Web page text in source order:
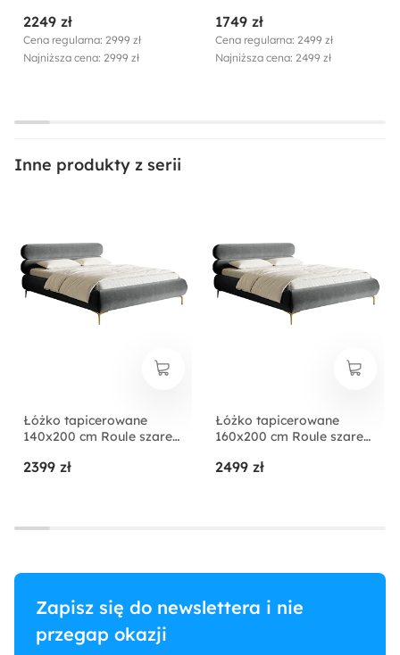
Rodzaj:
Dwuosobowy
metalowy szarobeżowe
szenil nóżki czarne
2249 zł
Cena regularna: 2999 zł
Najniższa cena: 2999 zł
hydrofobowy nóżki
czarne
1749 zł
Cena regularna: 2499 zł
Najniższa cena: 2499 zł
Inne produkty z serii
Łóżko tapicerowane
140x200 cm Roule szare
złote
2399 zł
Łóżko tapicerowane
160x200 cm Roule szare
złote
2499 zł
Zapisz się do newslettera i nie
przegap okazji